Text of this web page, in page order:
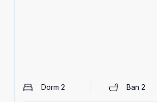
Dorm 2 Ban2